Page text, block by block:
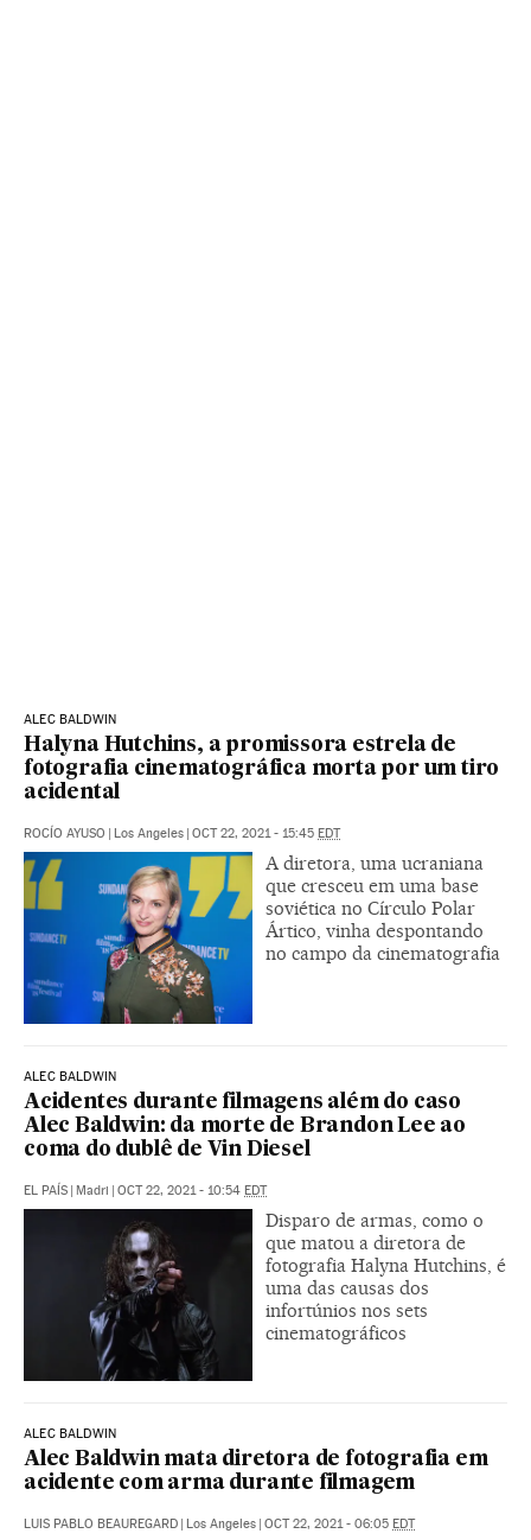
ALEC BALDWIN
Halyna Hutchins, a promissora estrela de
fotografia cinematográfica morta por um tiro
acidental
ROCÍO AYUSO | Los Angeles | OCT 22, 2021 - 15:45 EDT
A diretora, uma ucraniana
que cresceu em uma base
soviética no Círculo Polar
Ártico, vinha despontando
no campo da cinematografia
ALEC BALDWIN
Acidentes durante filmagens além do caso
Alec Baldwin: da morte de Brandon Lee ao
coma do dublê de Vin Diesel
EL PAÍS | Madri | OCT 22, 2021 - 10:54 EDT
Disparo de armas, como o
que matou a diretora de
fotografia Halyna Hutchins, é
uma das causas dos
infortúnios nos sets
cinematográficos
ALEC BALDWIN
Alec Baldwin mata diretora de fotografia em
acidente com arma durante filmagem
LUIS PABLO BEAUREGARD | Los Angeles | OCT 22, 2021 - 06:05 EDT